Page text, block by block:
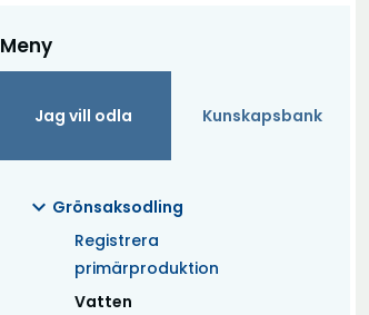
Meny
Jag vill odla Kunskapsbank
expand_more Grönsaksodling
Registrera
primärproduktion
Vatten
(Aktuell)